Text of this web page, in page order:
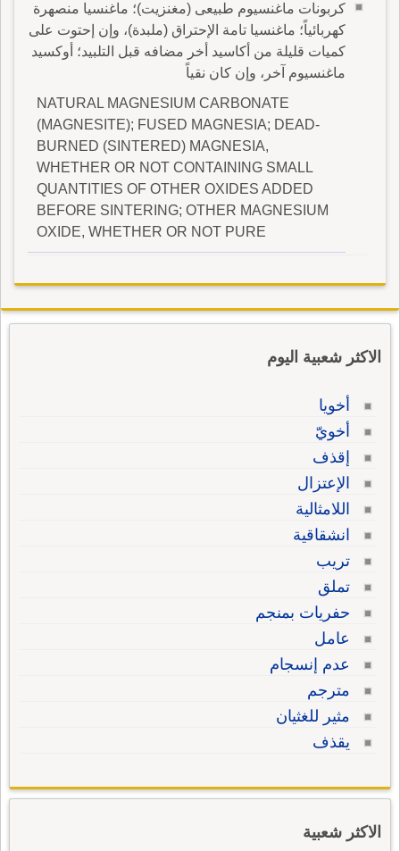
كربونات ماغنسيوم طبيعى (مغنزيت)؛ ماغنسيا منصهرة
كهربائياً؛ ماغنسيا تامة الإحتراق (ملبدة)، وإن إحتوت على
كميات قليلة من أكاسيد أخر مضافه قبل التلبيد؛ أوكسيد
ماغنسيوم آخر، وإن كان نقياً
NATURAL MAGNESIUM CARBONATE
(MAGNESITE); FUSED MAGNESIA; DEAD-
BURNED (SINTERED) MAGNESIA,
WHETHER OR NOT CONTAINING SMALL
QUANTITIES OF OTHER OXIDES ADDED
BEFORE SINTERING; OTHER MAGNESIUM
OXIDE, WHETHER OR NOT PURE
الاكثر شعبية اليوم
أخويا
أخويّ
إقذف
الإعتزال
اللامثالية
انشقاقية
تريب
تملق
حفريات بمنجم
عامل
عدم إنسجام
مترجم
مثير للغثيان
يقذف
الاكثر شعبية